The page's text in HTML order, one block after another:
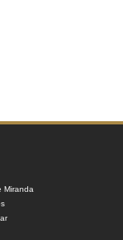
Miranda